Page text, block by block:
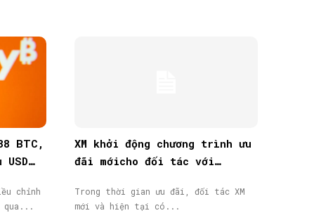
BTC,
chỉnh
qua...
XM khởi động chương trình ưu
đãi mớicho đối tác với
40.000$
Trong thời gian ưu đãi, đối tác XM
mới và hiện tại có...